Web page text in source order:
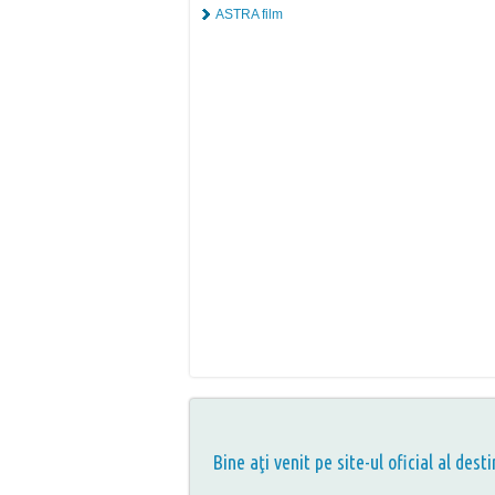
ASTRA film
Bine aţi venit pe site-ul oficial al